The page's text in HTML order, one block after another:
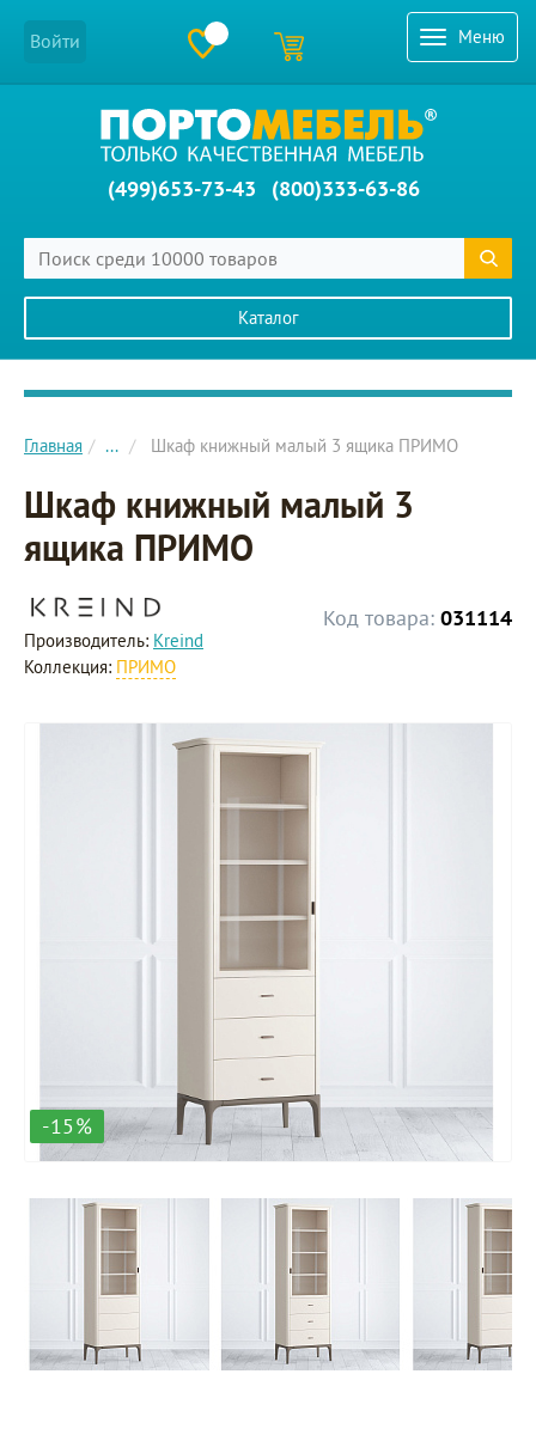
Меню
Войти
(499)653-73-43 (800)333-63-86
Каталог
Главное меню сайта
Главная ... Шкаф книжный малый 3 ящика ПРИМО
Шкаф книжный малый 3
ящика ПРИМО
Код товара: 031114
Производитель: Kreind
Коллекция: ПРИМО
-15%